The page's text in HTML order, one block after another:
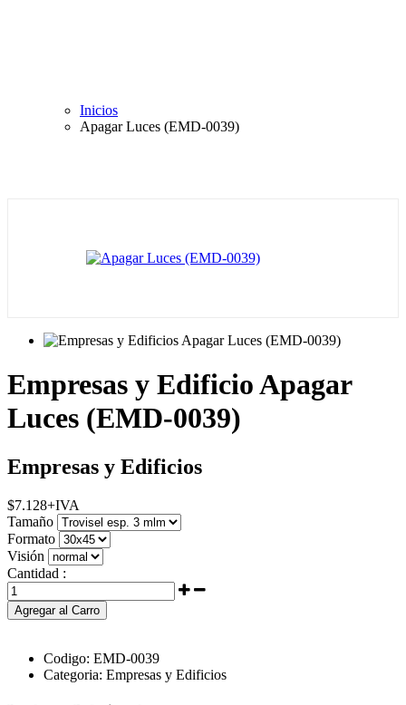
Inicios
Apagar Luces (EMD-0039)
Empresas y Edificio Apagar
Luces (EMD-0039)
Empresas y Edificios
$7.128+IVA
Tamaño
Formato
Visión
Cantidad :
Agregar al Carro
Codigo: EMD-0039
Categoria: Empresas y Edificios